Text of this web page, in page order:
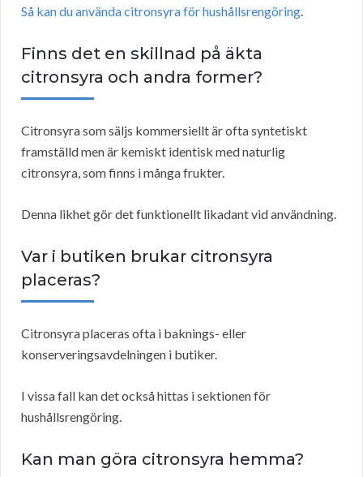
Så kan du använda citronsyra för hushållsrengöring.
Finns det en skillnad på äkta
citronsyra och andra former?
Citronsyra som säljs kommersiellt är ofta syntetiskt
framställd men är kemiskt identisk med naturlig
citronsyra, som finns i många frukter.
Denna likhet gör det funktionellt likadant vid användning.
Var i butiken brukar citronsyra
placeras?
Citronsyra placeras ofta i baknings- eller
konserveringsavdelningen i butiker.
I vissa fall kan det också hittas i sektionen för
hushållsrengöring.
Kan man göra citronsyra hemma?